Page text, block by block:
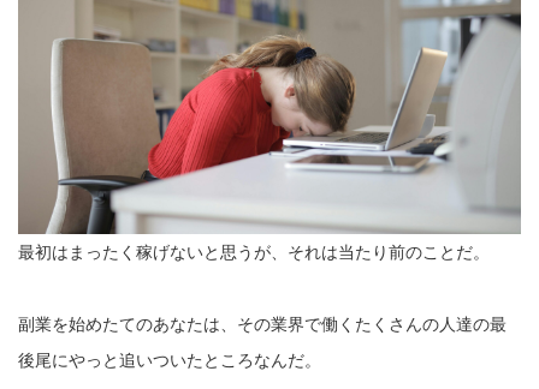
最初はまったく稼げないと思うが、それは当たり前のことだ。
副業を始めたてのあなたは、その業界で働くたくさんの人達の最
後尾にやっと追いついたところなんだ。